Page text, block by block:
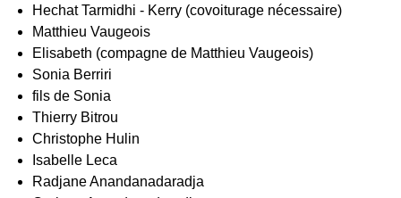
Hechat Tarmidhi - Kerry (covoiturage nécessaire)
Matthieu Vaugeois
Elisabeth (compagne de Matthieu Vaugeois)
Sonia Berriri
fils de Sonia
Thierry Bitrou
Christophe Hulin
Isabelle Leca
Radjane Anandanadaradja